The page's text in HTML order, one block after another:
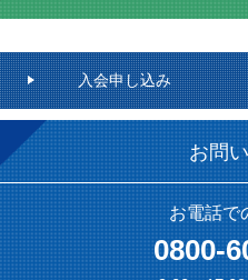
入会申し込み
お問
お電話で
0800-